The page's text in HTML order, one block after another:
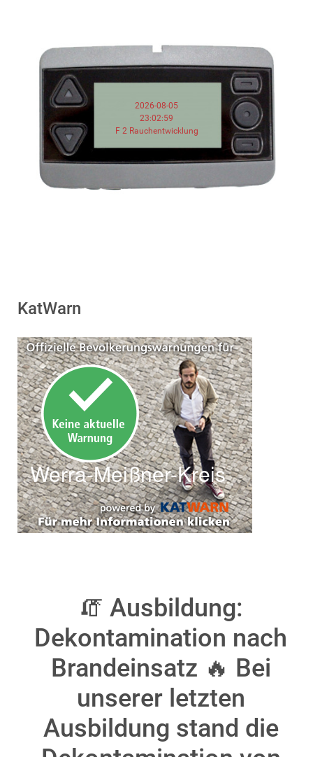
2026-08-05
23:02:59
F 2 Rauchentwicklung
KatWarn
🧯 Ausbildung:
Dekontamination nach
Brandeinsatz 🔥 Bei
unserer letzten
Ausbildung stand die